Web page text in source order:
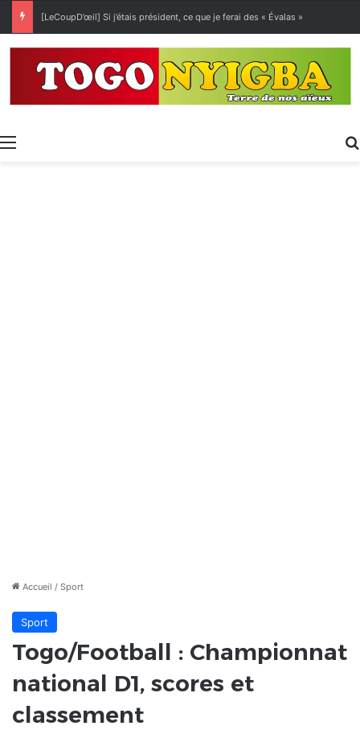
[LeCoupD’œil] Si j’étais président, ce que je ferai des « Évalas »
Menu
Accueil / Sport
Sport
Togo/Football : Championnat
national D1, scores et
classement